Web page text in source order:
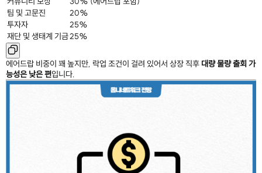
팀 및 고문진
20%
투자자
25%
재단 및 생태계 기금25%
에어드랍 비중이 꽤 높지만, 락업 조건이 걸려 있어서 상장 직후 대량 물량 출회 가
능성은 낮은 편입니다.